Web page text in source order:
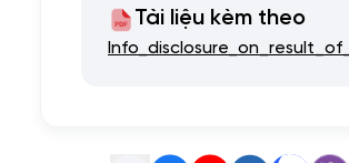
Tài liệu kèm theo